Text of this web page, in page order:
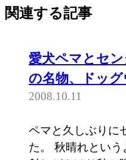
関連する記事
愛犬ペマとセ
の名物、ドッグ
2008.10.11
ペマと久しぶりに
た。 秋晴れとい